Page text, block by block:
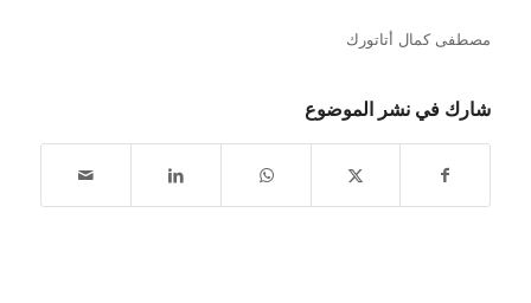
مصطفى كمال أتاتورك
شارك في نشر الموضوع